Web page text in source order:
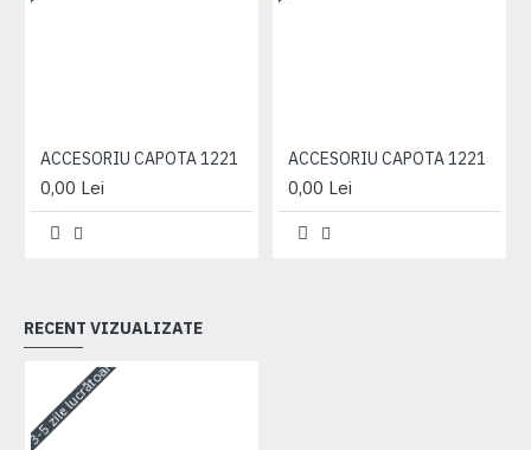
ACCESORIU CAPOTA 1221
0,00 Lei
ACCESORIU CAPOTA 1221
0,00 Lei
RECENT VIZUALIZATE
3-5 zile lucrătoare